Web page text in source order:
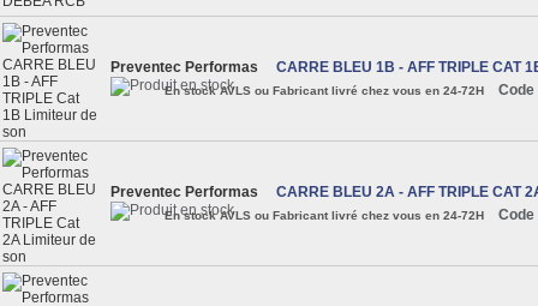
Preventec Performas CARRE BLEU 1B - AFF TRIPLE CAT
En stock AVLS ou Fabricant livré chez vous en 24-72H Code
Preventec Performas CARRE BLEU 2A - AFF TRIPLE CAT
En stock AVLS ou Fabricant livré chez vous en 24-72H Code